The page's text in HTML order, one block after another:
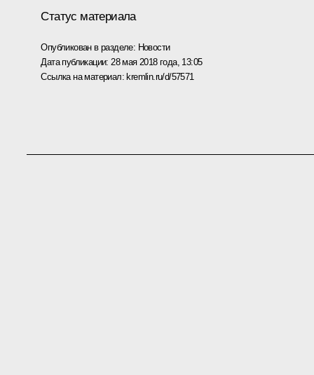
Статус материала
Опубликован в разделе: Новости
Дата публикации: 28 мая 2018 года, 13:05
Ссылка на материал:kremlin.ru/d/57571